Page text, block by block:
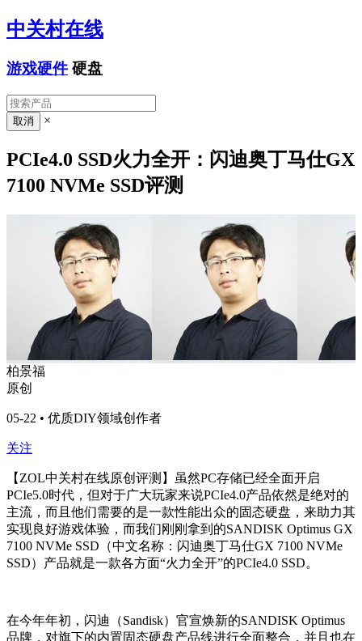
中关村在线
游戏硬件 硬盘
×
PCIe4.0 SSD火力全开：闪迪奥丁马仕GX
7100 NVMe SSD评测
柏景福
原创
05-22 • 优质DIY领域创作者
关注
【ZOL中关村在线原创评测】虽然PC存储已经全面开启
PCIe5.0时代，但对于广大玩家来说PCIe4.0产品依然是绝对的
主流，而且他们需要的是一款性能出众的固态硬盘，来助力其
实现良好游戏体验，而我们刚刚拿到的SANDISK Optimus GX
7100 NVMe SSD（中文名称：闪迪奥丁马仕GX 7100 NVMe
SSD）产品就是一款各方面“火力全开”的PCIe4.0 SSD。
在今年年初，闪迪（Sandisk）官宣焕新的SANDISK Optimus
品牌，对旗下的内置固态硬盘产品线进行全面整合，并且也在